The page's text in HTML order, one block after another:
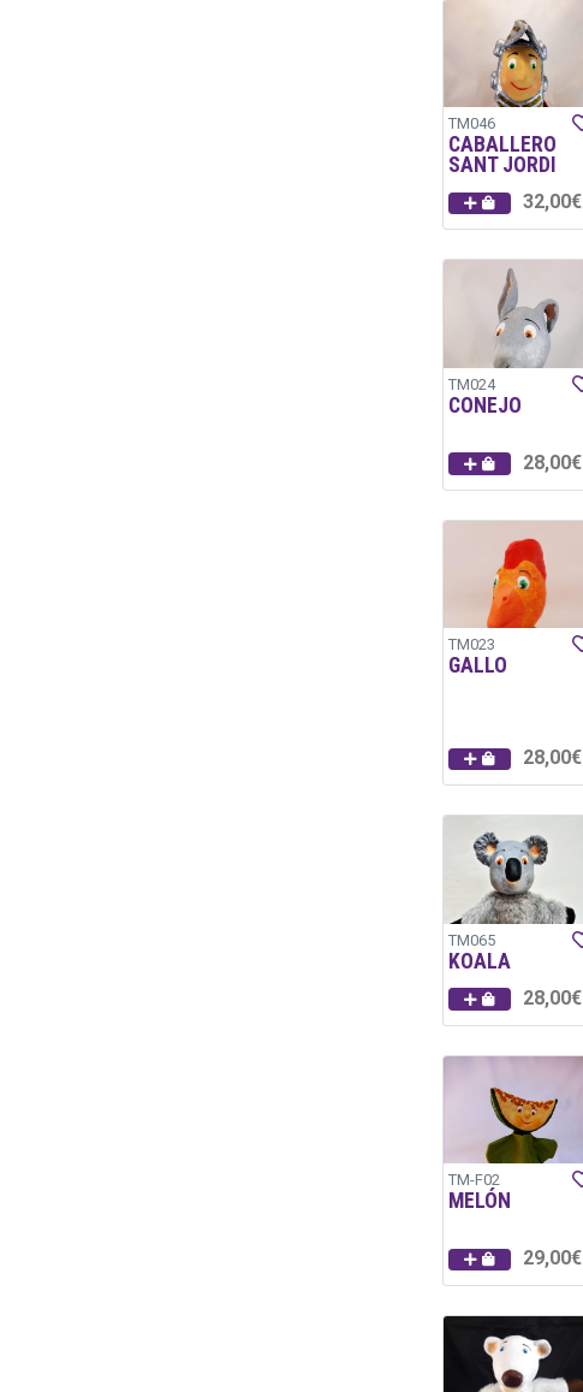
TM046
CABALLERO
SANT JORDI
32,00€
TM024
CONEJO
28,00€
TM023
GALLO
28,00€
TM065
KOALA
28,00€
TM-F02
MELÓN
29,00€